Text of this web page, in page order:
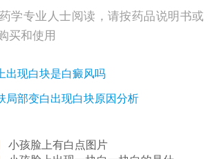
学专业人士阅读，请按药品说明书或
买和使用
出现白块是白癜风吗
局部变白出现白块原因分析
小孩脸上出现一块白一块白的是什么原因